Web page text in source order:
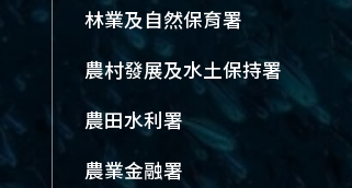
林業及自然保育署
農村發展及水土保持署
農田水利署
農業金融署